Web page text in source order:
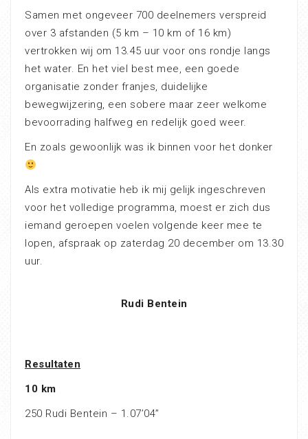
Samen met ongeveer 700 deelnemers verspreid
over 3 afstanden (5 km – 10 km of 16 km)
vertrokken wij om 13.45 uur voor ons rondje langs
het water. En het viel best mee, een goede
organisatie zonder franjes, duidelijke
bewegwijzering, een sobere maar zeer welkome
bevoorrading halfweg en redelijk goed weer.
En zoals gewoonlijk was ik binnen voor het donker
Als extra motivatie heb ik mij gelijk ingeschreven
voor het volledige programma, moest er zich dus
iemand geroepen voelen volgende keer mee te
lopen, afspraak op zaterdag 20 december om 13.30
uur.
Rudi Bentein
Resultaten
10 km
250 Rudi Bentein – 1.07’04”